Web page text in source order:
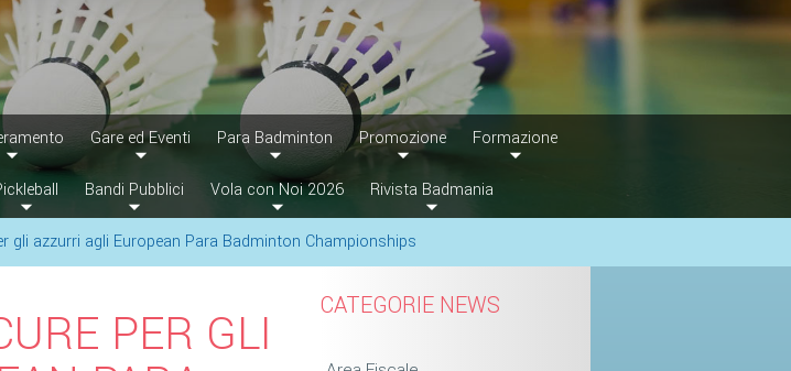
Gare ed Eventi Para Badminton Promozione Formazione
Bandi Pubblici Vola con Noi 2026 Rivista Badmania
gli azzurri agli European Para Badminton Championships
PER GLI CATEGORIE NEWS